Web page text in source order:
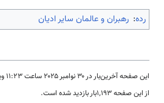
رده: رهبران و عالمان سایر ادیان
این صفحه آخرین‌بار در ‏۳۰ نوامبر ۲۰۲۵ ساعت ‏۱۱:۲۳ ویرایش شده است.
از این صفحه ۱٬۱۹۳بار بازدید شده است.